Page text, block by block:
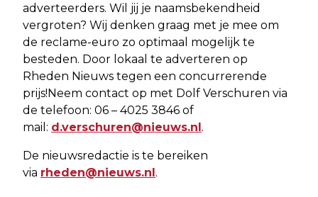
adverteerders. Wil jij je naamsbekendheid
vergroten? Wij denken graag met je mee om
de reclame-euro zo optimaal mogelijk te
besteden. Door lokaal te adverteren op
Rheden Nieuws tegen een concurrerende
prijs!Neem contact op met Dolf Verschuren via
de telefoon: 06 – 4025 3846 of
mail: d.verschuren@nieuws.nl.
De nieuwsredactie is te bereiken
via rheden@nieuws.nl.